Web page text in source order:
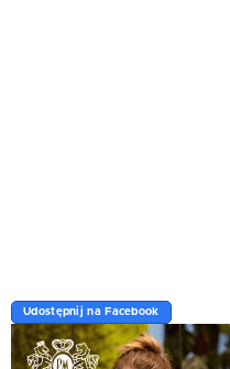
Udostępnij na Facebook